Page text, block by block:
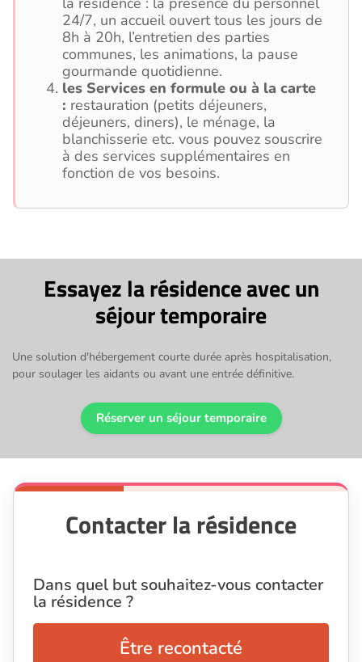
24/7, un accueil ouvert tous les jours de
8h à 20h, l’entretien des parties
communes, les animations, la pause
gourmande quotidienne.
les Services en formule ou à la carte
: restauration (petits déjeuners,
déjeuners, diners), le ménage, la
blanchisserie etc. vous pouvez souscrire
à des services supplémentaires en
fonction de vos besoins.
Essayez la résidence avec un
séjour temporaire
Une solution d'hébergement courte durée après hospitalisation,
pour soulager les aidants ou avant une entrée définitive.
Réserver un séjour temporaire
Contacter la résidence
Dans quel but souhaitez-vous contacter
la résidence ?
Être recontacté